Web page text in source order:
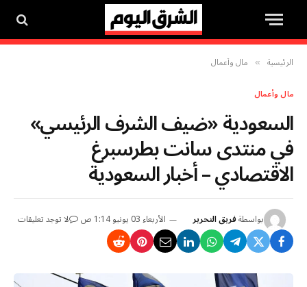
الرئيسية » مال وأعمال
مال وأعمال
السعودية «ضيف الشرف الرئيسي»
في منتدى سانت بطرسبرغ
الاقتصادي – أخبار السعودية
بواسطةفريق التحرير الأربعاء 03 يونيو 1:14 ص لا توجد تعليقات